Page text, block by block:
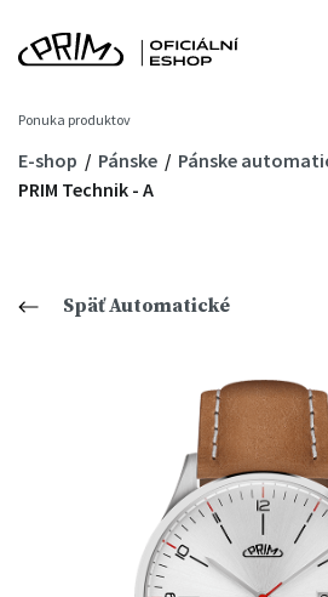
Ponuka produktov
E-shop Pánske
Pánske
PRIM Technik - A
Späť Automatické